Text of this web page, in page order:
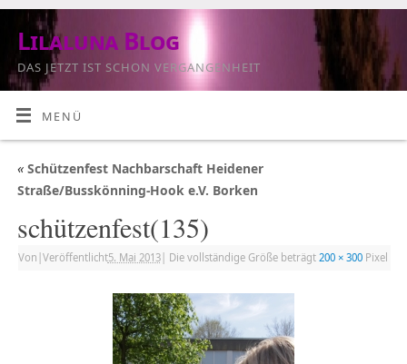
Lilaluna Blog
DAS JETZT IST SCHON VERGANGENHEIT
MENÜ
«Schützenfest Nachbarschaft Heidener
Straße/Busskönning-Hook e.V. Borken
schützenfest(135)
Von Veröffentlicht5. Mai 2013| Die vollständige Größe beträgt 200 × 300Pixel